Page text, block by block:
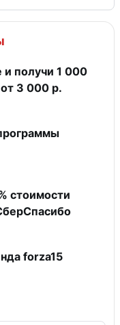
получи 1 000
3 000 р.
стоимости
forza15